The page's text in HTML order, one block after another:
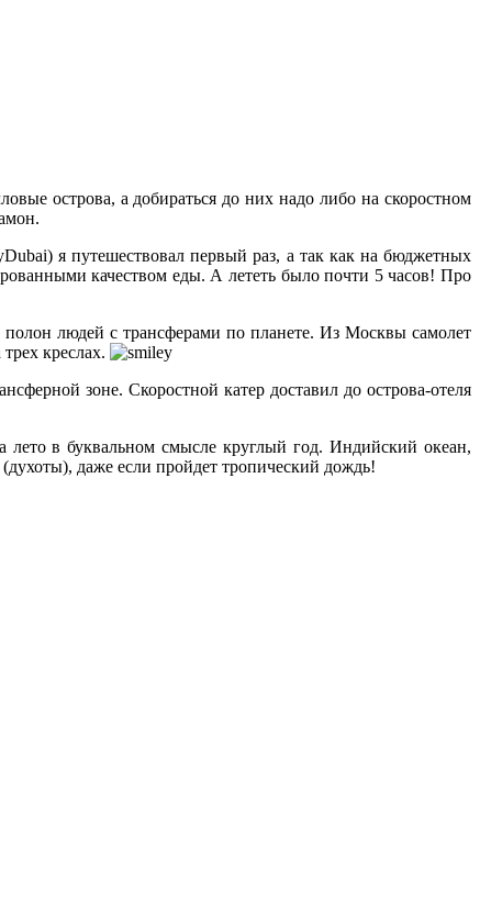
острова, а добираться до них надо либо на скоростном
я путешествовал первый раз, а так как на бюджетных
качеством еды. А лететь было почти 5 часов! Про
людей с трансферами по планете. Из Москвы самолет
креслах.
зоне. Скоростной катер доставил до острова-отеля
в буквальном смысле круглый год. Индийский океан,
даже если пройдет тропический дождь!